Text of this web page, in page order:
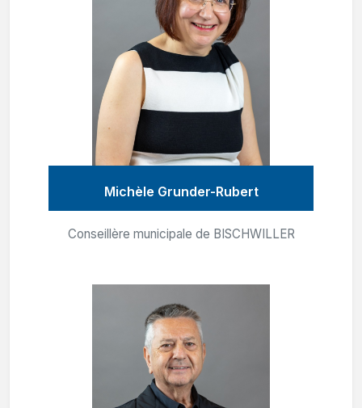
Michèle Grunder-Rubert
Conseillère municipale de BISCHWILLER